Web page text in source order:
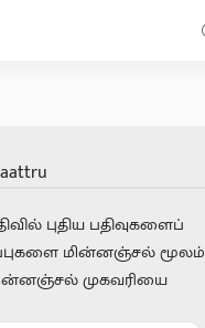
புதிய பதிவுகளைப்
மின்னஞ்சல் மூலம்
முகவரியை